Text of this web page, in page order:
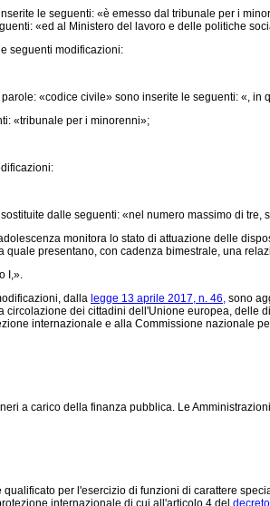
le seguenti: «è emesso dal tribunale per i
«ed al Ministero del lavoro e delle politiche
seguenti modificazioni:
«codice civile» sono inserite le seguenti: «, in
«tribunale per i minorenni»;
dalle seguenti: «nel numero massimo di tre,
monitora lo stato di attuazione delle
presentano, con cadenza bimestrale, una
I,».
dalla legge 13 aprile 2017, n. 46, sono
dei cittadini dell'Unione europea,
internazionale e alla Commissione nazionale
a carico della finanza pubblica. Le
per l'esercizio di funzioni di carattere
internazionale di cui all'articolo 4 del